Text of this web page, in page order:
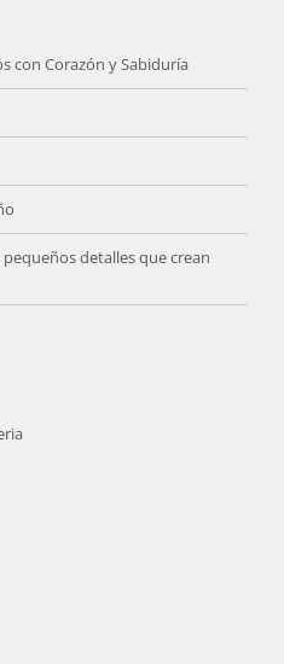
con Corazón y Sabiduría
detalles que crean